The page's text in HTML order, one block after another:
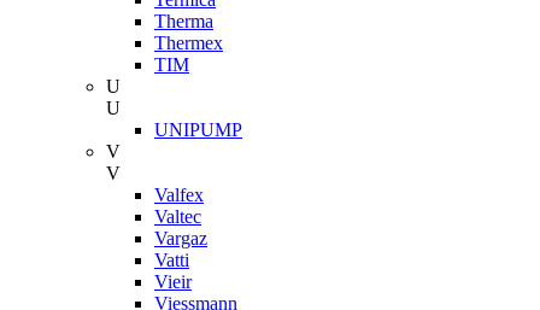
Therma
Thermex
TIM
U
U
UNIPUMP
V
V
Valfex
Valtec
Vargaz
Vatti
Vieir
Viessmann